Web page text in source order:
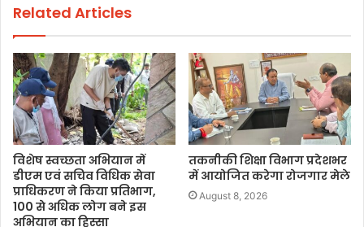
Related Articles
विशेष स्वच्छता अभियान में
डीएम एवं सचिव विधिक सेवा
प्राधिकरण ने किया प्रतिभाग,
100 से अधिक लोग बने इस
अभियान का हिस्सा
तकनीकी शिक्षा विभाग प्रदेशभर
में आयोजित करेगा रोजगार मेले
August 8, 2026